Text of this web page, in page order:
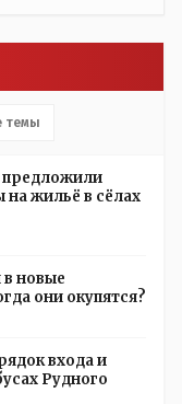
в
и температурный
темы
предложили
жильё в сёлах
новые
они окупятся?
входа и
Рудного